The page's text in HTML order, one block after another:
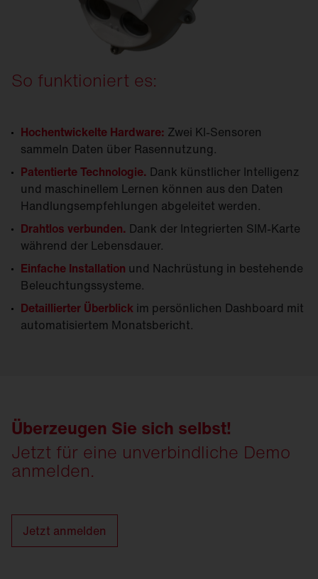
So funktioniert es:
Hochentwickelte Hardware: Zwei KI-Sensoren
sammeln Daten über Rasennutzung.
Patentierte Technologie. Dank künstlicher Intelligenz
und maschinellem Lernen können aus den Daten
Handlungsempfehlungen abgeleitet werden.
Drahtlos verbunden. Dank der Integrierten SIM-Karte
während der Lebensdauer.
Einfache Installation und Nachrüstung in bestehende
Beleuchtungssysteme.
Detaillierter Überblick im persönlichen Dashboard mit
automatisiertem Monatsbericht.
Überzeugen Sie sich selbst!
Jetzt für eine unverbindliche Demo
anmelden.
Jetzt anmelden